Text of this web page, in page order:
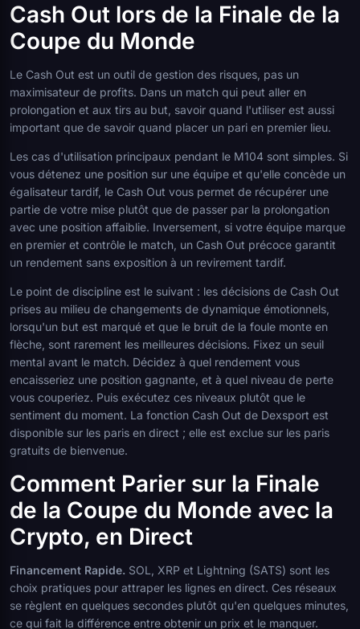
Cash Out lors de la Finale de la
Coupe du Monde
Le Cash Out est un outil de gestion des risques, pas un
maximisateur de profits. Dans un match qui peut aller en
prolongation et aux tirs au but, savoir quand l'utiliser est aussi
important que de savoir quand placer un pari en premier lieu.
Les cas d'utilisation principaux pendant le M104 sont simples. Si
vous détenez une position sur une équipe et qu'elle concède un
égalisateur tardif, le Cash Out vous permet de récupérer une
partie de votre mise plutôt que de passer par la prolongation
avec une position affaiblie. Inversement, si votre équipe marque
en premier et contrôle le match, un Cash Out précoce garantit
un rendement sans exposition à un revirement tardif.
Le point de discipline est le suivant : les décisions de Cash Out
prises au milieu de changements de dynamique émotionnels,
lorsqu'un but est marqué et que le bruit de la foule monte en
flèche, sont rarement les meilleures décisions. Fixez un seuil
mental avant le match. Décidez à quel rendement vous
encaisseriez une position gagnante, et à quel niveau de perte
vous couperiez. Puis exécutez ces niveaux plutôt que le
sentiment du moment. La fonction Cash Out de Dexsport est
disponible sur les paris en direct ; elle est exclue sur les paris
gratuits de bienvenue.
Comment Parier sur la Finale
de la Coupe du Monde avec la
Crypto, en Direct
Financement Rapide. SOL, XRP et Lightning (SATS) sont les
choix pratiques pour attraper les lignes en direct. Ces réseaux
se règlent en quelques secondes plutôt qu'en quelques minutes,
ce qui fait la différence entre obtenir un prix et le manquer.